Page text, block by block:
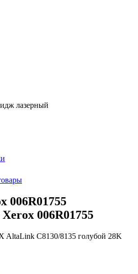
лазерный
006R01755
006R01755
AltaLink C8130/8135 голубой 28K